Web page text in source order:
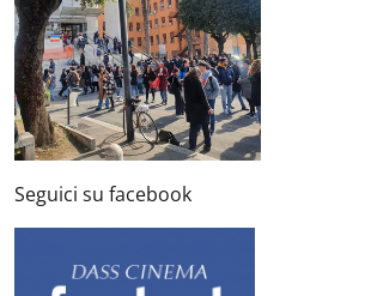
Seguici su facebook